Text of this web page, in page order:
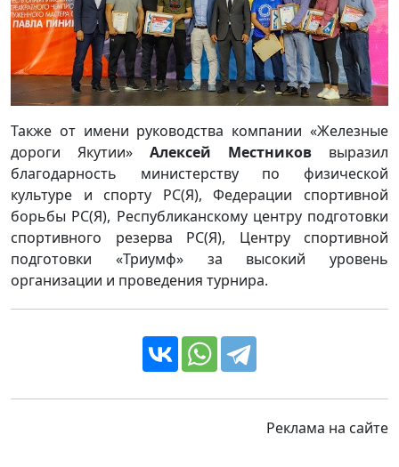
Также от имени руководства компании «Железные
дороги Якутии» Алексей Местников выразил
благодарность министерству по физической
культуре и спорту РС(Я), Федерации спортивной
борьбы РС(Я), Республиканскому центру подготовки
спортивного резерва РС(Я), Центру спортивной
подготовки «Триумф» за высокий уровень
организации и проведения турнира.
Реклама на сайте